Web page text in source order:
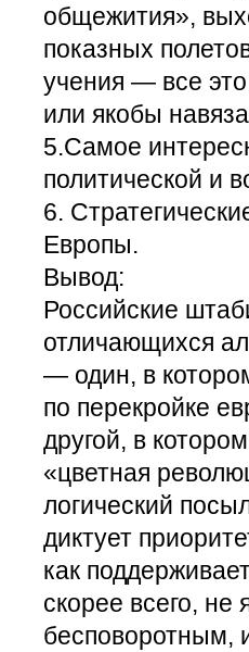
общежития»,
показных
учения — все
или якобы
5.Самое
политической и
6.
Европы.
Вывод:
Российские
отличающихся
— один, в
по перекройке
другой, в
«цветная
логический
диктует
как
скорее всего, не
бесповоротным,